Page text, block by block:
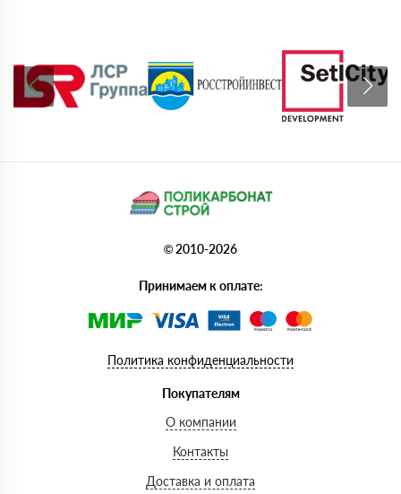
© 2010-2026
Принимаем к оплате:
Политика конфиденциальности
Покупателям
О компании
Контакты
Доставка и оплата